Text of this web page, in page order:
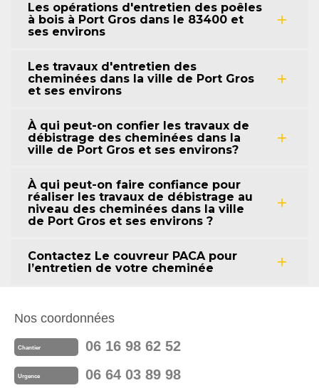
Les opérations d'entretien des poêles
à bois à Port Gros dans le 83400 et
ses environs
Les travaux d'entretien des
cheminées dans la ville de Port Gros
et ses environs
À qui peut-on confier les travaux de
débistrage des cheminées dans la
ville de Port Gros et ses environs?
À qui peut-on faire confiance pour
réaliser les travaux de débistrage au
niveau des cheminées dans la ville
de Port Gros et ses environs ?
Contactez Le couvreur PACA pour
l’entretien de votre cheminée
Nos coordonnées
Chantier 06 16 98 62 52
Urgence 06 64 03 89 98